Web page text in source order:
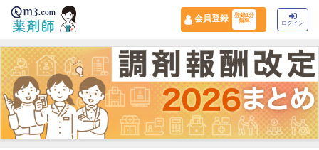
会員登録
登録1分
無料
ログイン